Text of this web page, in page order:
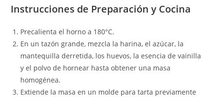
Instrucciones de Preparación y Cocina
Precalienta el horno a 180°C.
En un tazón grande, mezcla la harina, el azúcar, la
mantequilla derretida, los huevos, la esencia de vainilla
y el polvo de hornear hasta obtener una masa
homogénea.
Extiende la masa en un molde para tarta previamente